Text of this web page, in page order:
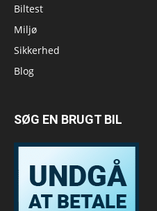
Biltest
Miljø
Sikkerhed
Blog
SØG EN BRUGT BIL